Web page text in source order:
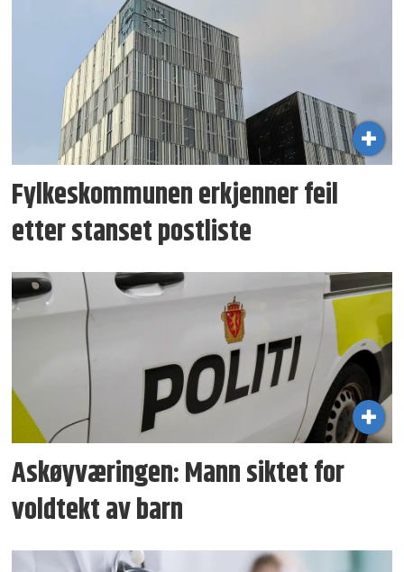
Fylkeskommunen erkjenner feil
etter stanset postliste
Askøyværingen: Mann siktet for
voldtekt av barn